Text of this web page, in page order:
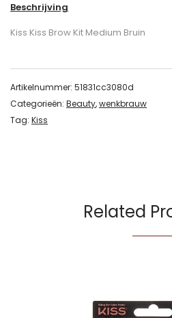
Beschrijving
Kiss Kiss Brow Kit Medium Bruin
Artikelnummer: 51831cc3080d
Categorieën: Beauty,wenkbrauw
Tag: Kiss
Related